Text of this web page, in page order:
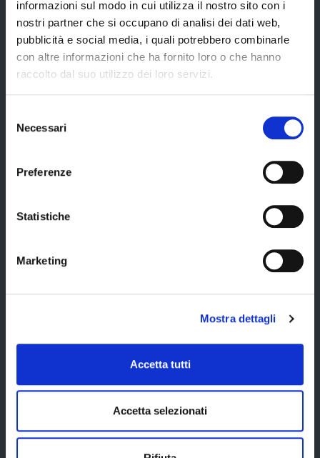
informazioni sul modo in cui utilizza il nostro sito con i
nostri partner che si occupano di analisi dei dati web,
pubblicità e social media, i quali potrebbero combinarle
con altre informazioni che ha fornito loro o che hanno
raccolto dal suo utilizzo dei loro servizi.
delNecessari
Preferenze
Statistiche
Marketing
Mostra dettagli
Accetta tutti
Accetta selezionati
Servizi online
Modulistica
URP
Strumenti di Tutela Amministrativa e Giurisdizionale
Archivio e Biblioteca
Ufficio Associato del Contenzioso tributario e della consulenza fiscale
Servizi agli Enti pubblici del territorio
Cerca persone
La Provincia informa
Amministrazione trasparente
Avvisi pubblici